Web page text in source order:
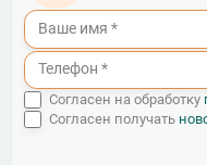
Согласен на обработку
Согласен получать